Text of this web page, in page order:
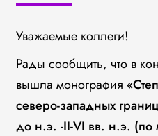
Уважаемые коллеги!
Рады сообщить, что в
вышла монография
северо-западных
до н.э. -II-VI вв. н.э. (по